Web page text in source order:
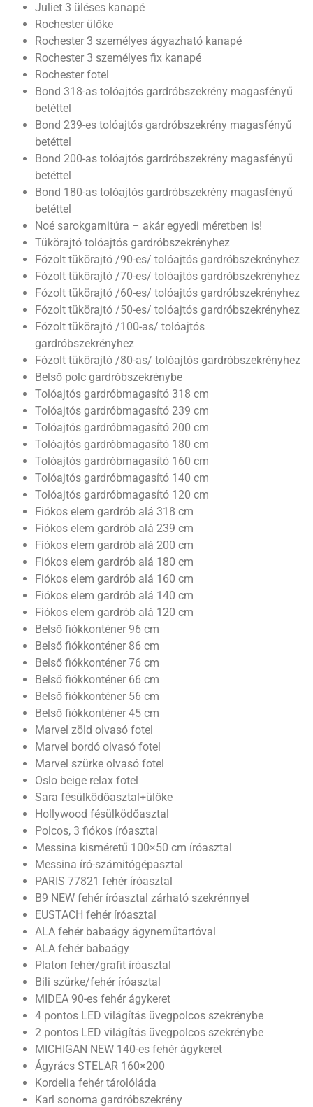
Juliet 3 üléses kanapé
Rochester ülőke
Rochester 3 személyes ágyazható kanapé
Rochester 3 személyes fix kanapé
Rochester fotel
Bond 318-as tolóajtós gardróbszekrény magasfényű
betéttel
Bond 239-es tolóajtós gardróbszekrény magasfényű
betéttel
Bond 200-as tolóajtós gardróbszekrény magasfényű
betéttel
Bond 180-as tolóajtós gardróbszekrény magasfényű
betéttel
Noé sarokgarnitúra – akár egyedi méretben is!
Tükörajtó tolóajtós gardróbszekrényhez
Fózolt tükörajtó /90-es/ tolóajtós gardróbszekrényhez
Fózolt tükörajtó /70-es/ tolóajtós gardróbszekrényhez
Fózolt tükörajtó /60-es/ tolóajtós gardróbszekrényhez
Fózolt tükörajtó /50-es/ tolóajtós gardróbszekrényhez
Fózolt tükörajtó /100-as/ tolóajtós
gardróbszekrényhez
Fózolt tükörajtó /80-as/ tolóajtós gardróbszekrényhez
Belső polc gardróbszekrénybe
Tolóajtós gardróbmagasító 318 cm
Tolóajtós gardróbmagasító 239 cm
Tolóajtós gardróbmagasító 200 cm
Tolóajtós gardróbmagasító 180 cm
Tolóajtós gardróbmagasító 160 cm
Tolóajtós gardróbmagasító 140 cm
Tolóajtós gardróbmagasító 120 cm
Fiókos elem gardrób alá 318 cm
Fiókos elem gardrób alá 239 cm
Fiókos elem gardrób alá 200 cm
Fiókos elem gardrób alá 180 cm
Fiókos elem gardrób alá 160 cm
Fiókos elem gardrób alá 140 cm
Fiókos elem gardrób alá 120 cm
Belső fiókkonténer 96 cm
Belső fiókkonténer 86 cm
Belső fiókkonténer 76 cm
Belső fiókkonténer 66 cm
Belső fiókkonténer 56 cm
Belső fiókkonténer 45 cm
Marvel zöld olvasó fotel
Marvel bordó olvasó fotel
Marvel szürke olvasó fotel
Oslo beige relax fotel
Sara fésülködőasztal+ülőke
Hollywood fésülködőasztal
Polcos, 3 fiókos íróasztal
Messina kisméretű 100×50 cm íróasztal
Messina író-számitógépasztal
PARIS 77821 fehér íróasztal
B9 NEW fehér íróasztal zárható szekrénnyel
EUSTACH fehér íróasztal
ALA fehér babaágy ágyneműtartóval
ALA fehér babaágy
Platon fehér/grafit íróasztal
Bili szürke/fehér íróasztal
MIDEA 90-es fehér ágykeret
4 pontos LED világítás üvegpolcos szekrénybe
2 pontos LED világítás üvegpolcos szekrénybe
MICHIGAN NEW 140-es fehér ágykeret
Ágyrács STELAR 160×200
Kordelia fehér tárolóláda
Karl sonoma gardróbszekrény